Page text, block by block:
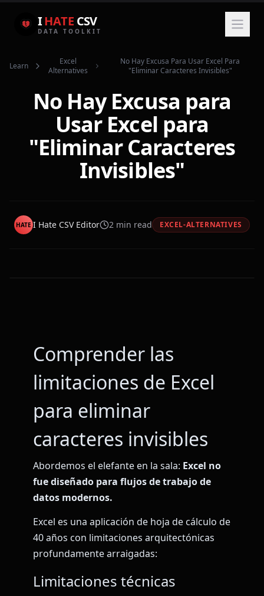
IHATE CSV
DATA TOOLKIT
Learn
Excel
Alternatives
No Hay Excusa Para Usar Excel Para
"eliminar Caracteres Invisibles"
No Hay Excusa para
Usar Excel para
"Eliminar Caracteres
Invisibles"
HATE I Hate CSV Editor 2 min read EXCEL-ALTERNATIVES
Comprender las
limitaciones de Excel
para eliminar
caracteres invisibles
Abordemos el elefante en la sala: Excel no
fue diseñado para flujos de trabajo de
datos modernos.
Excel es una aplicación de hoja de cálculo de
40 años con limitaciones arquitectónicas
profundamente arraigadas:
Limitaciones técnicas